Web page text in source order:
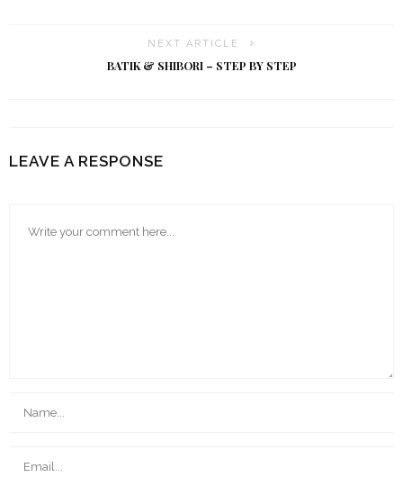
NEXT ARTICLE
BATIK & SHIBORI – STEP BY STEP
LEAVE A RESPONSE